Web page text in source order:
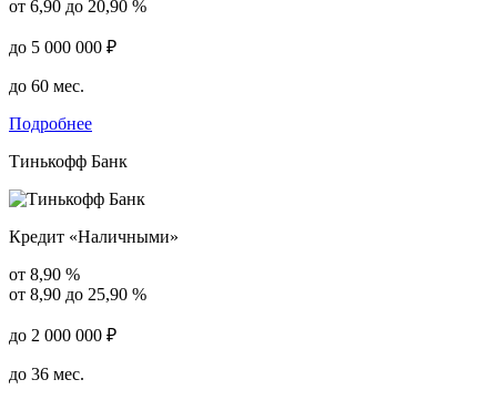
от 6,90 до 20,90 %
до 5 000 000 ₽
до 60 мес.
Подробнее
Тинькофф Банк
Кредит «Наличными»
от 8,90 %
от 8,90 до 25,90 %
до 2 000 000 ₽
до 36 мес.